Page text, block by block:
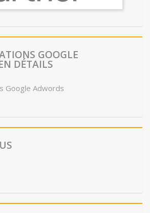
GOOGLE
DÉTAILS
Google Adwords